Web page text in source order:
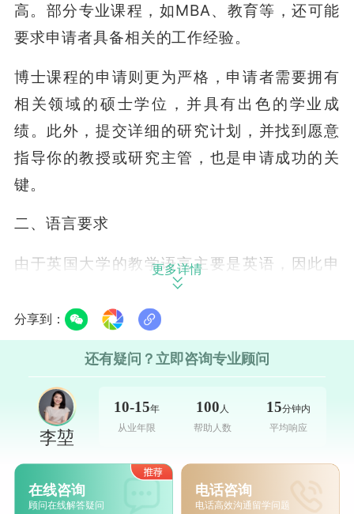
高。部分专业课程，如MBA、教育等，还可能
要求申请者具备相关的工作经验。
博士课程的申请则更为严格，申请者需要拥有
相关领域的硕士学位，并具有出色的学业成
绩。此外，提交详细的研究计划，并找到愿意
指导你的教授或研究主管，也是申请成功的关
键。
二、语言要求
由于英国大学的教学语言主要是英语，因此申
请者需要证明自己的英语水平。常见的英语测
试包括雅思（IELTS）和托福（TOEFL）。不
同大学和课程对语言成绩的要求各不相同，但
一般来说，本科课程要求雅思总成绩在6.0-7.0
之间，硕士课程和博士课程则要求更高，通常
在6.5-7.5之间。
三、申请材料
除了学术和语言成绩，申请者还需要准备一系
更多详情
分享到：
还有疑问？立即咨询专业顾问
李堃
10-15年
从业年限
100 人
帮助人数
15分钟内
平均响应
在线咨询
顾问在线解答疑问
电话咨询
电话高效沟通留学问题